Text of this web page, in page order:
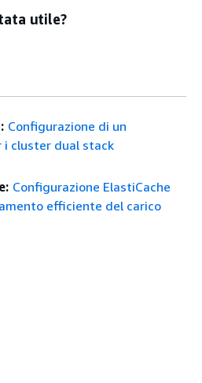
utile?
Configurazione di un
cluster dual stack
Configurazione ElastiCache
efficiente del carico